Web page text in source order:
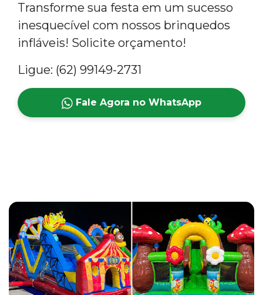
Transforme sua festa em um sucesso
inesquecível com nossos brinquedos
infláveis! Solicite orçamento!
Ligue: (62) 99149-2731
Fale Agora no WhatsApp